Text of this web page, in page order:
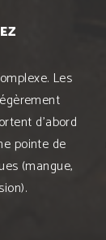
Les
d’abord
pointe de
(mangue,